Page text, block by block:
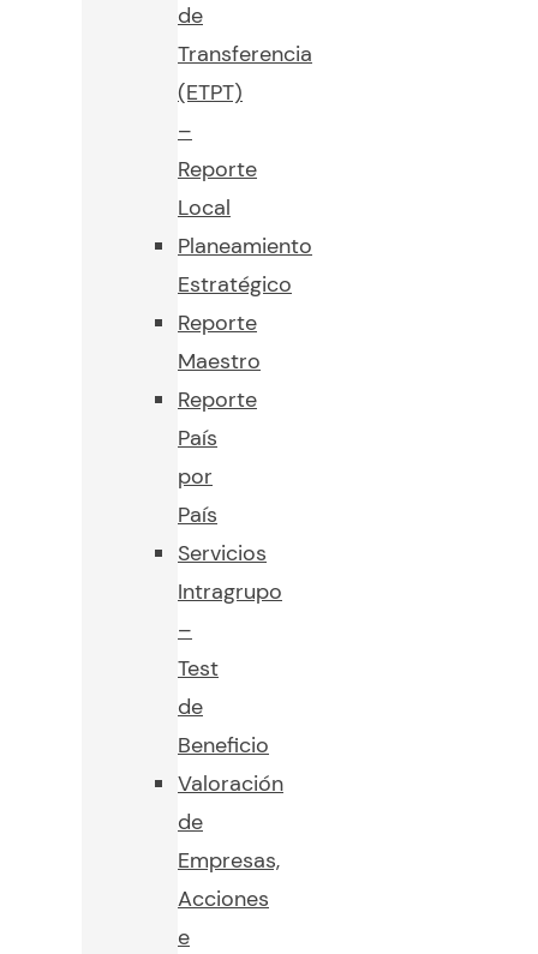
de
Transferencia
(ETPT)
–
Reporte
Local
Planeamiento
Estratégico
Reporte
Maestro
Reporte
País
por
País
Servicios
Intragrupo
–
Test
de
Beneficio
Valoración
de
Empresas,
Acciones
e